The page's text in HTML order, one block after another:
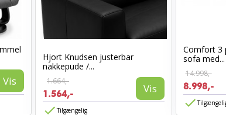
Vis
Hjort Knudsen justerbar
nakkepude /...
1.664,-
1.564,- Vis
Tilgængelig
Comfort 3
sofa med...
14.998,-
8.998,-